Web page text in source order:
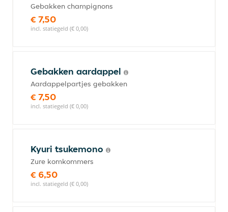
Gebakken champignons
€ 7,50
incl. statiegeld (€ 0,00)
Gebakken aardappel
Aardappelpartjes gebakken
€ 7,50
incl. statiegeld (€ 0,00)
Kyuri tsukemono
Zure komkommers
€ 6,50
incl. statiegeld (€ 0,00)